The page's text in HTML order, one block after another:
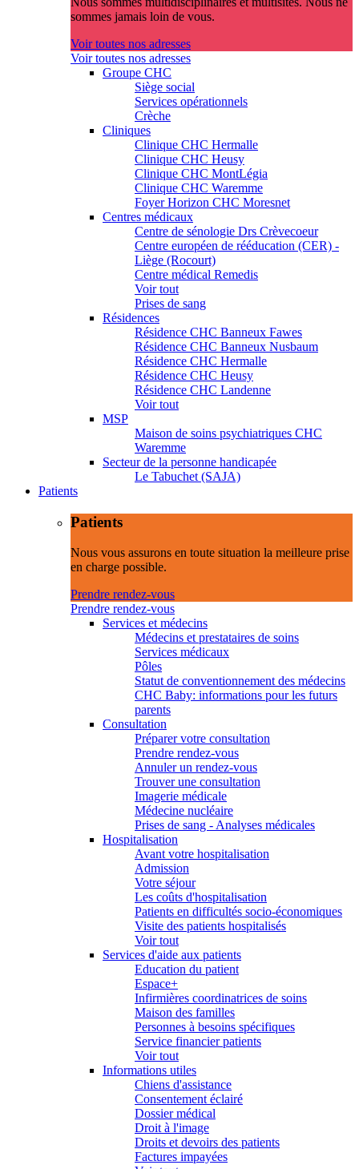
sommes jamais loin de vous.
Voir toutes nos adresses
Voir toutes nos adresses
Groupe CHC
Siège social
Services opérationnels
Crèche
Cliniques
Clinique CHC Hermalle
Clinique CHC Heusy
Clinique CHC MontLégia
Clinique CHC Waremme
Foyer Horizon CHC Moresnet
Centres médicaux
Centre de sénologie Drs Crèvecoeur
Centre européen de rééducation (CER) -
Liège (Rocourt)
Centre médical Remedis
Voir tout
Prises de sang
Résidences
Résidence CHC Banneux Fawes
Résidence CHC Banneux Nusbaum
Résidence CHC Hermalle
Résidence CHC Heusy
Résidence CHC Landenne
Voir tout
MSP
Maison de soins psychiatriques CHC
Waremme
Secteur de la personne handicapée
Le Tabuchet (SAJA)
Patients
Patients
Nous vous assurons en toute situation la meilleure prise
en charge possible.
Prendre rendez-vous
Prendre rendez-vous
Services et médecins
Médecins et prestataires de soins
Services médicaux
Pôles
Statut de conventionnement des médecins
CHC Baby: informations pour les futurs
parents
Consultation
Préparer votre consultation
Prendre rendez-vous
Annuler un rendez-vous
Trouver une consultation
Imagerie médicale
Médecine nucléaire
Prises de sang - Analyses médicales
Hospitalisation
Avant votre hospitalisation
Admission
Votre séjour
Les coûts d'hospitalisation
Patients en difficultés socio-économiques
Visite des patients hospitalisés
Voir tout
Services d'aide aux patients
Education du patient
Espace+
Infirmières coordinatrices de soins
Maison des familles
Personnes à besoins spécifiques
Service financier patients
Voir tout
Informations utiles
Chiens d'assistance
Consentement éclairé
Dossier médical
Droit à l'image
Droits et devoirs des patients
Factures impayées